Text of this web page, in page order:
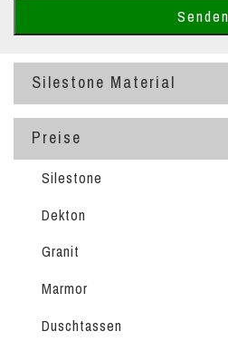
Silestone Material
Preise
Silestone
Dekton
Granit
Marmor
Duschtassen